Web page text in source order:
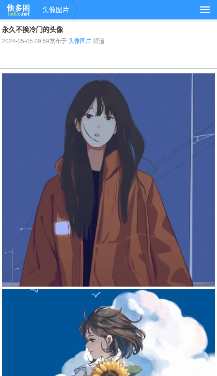
头像图片
永久不换冷门的头像
2024-05-05 09:59发布于头像图片 频道